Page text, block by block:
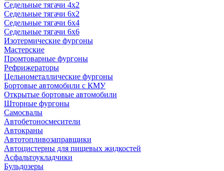
Седельные тягачи 4х2
Седельные тягачи 6х2
Седельные тягачи 6х4
Седельные тягачи 6х6
Изотермические фургоны
Мастерские
Промтоварные фургоны
Рефрижераторы
Цельнометаллические фургоны
Бортовые автомобили с КМУ
Открытые бортовые автомобили
Шторные фургоны
Самосвалы
Автобетоносмесители
Автокраны
Автотопливозаправщики
Автоцистерны для пищевых жидкостей
Асфальтоукладчики
Бульдозеры